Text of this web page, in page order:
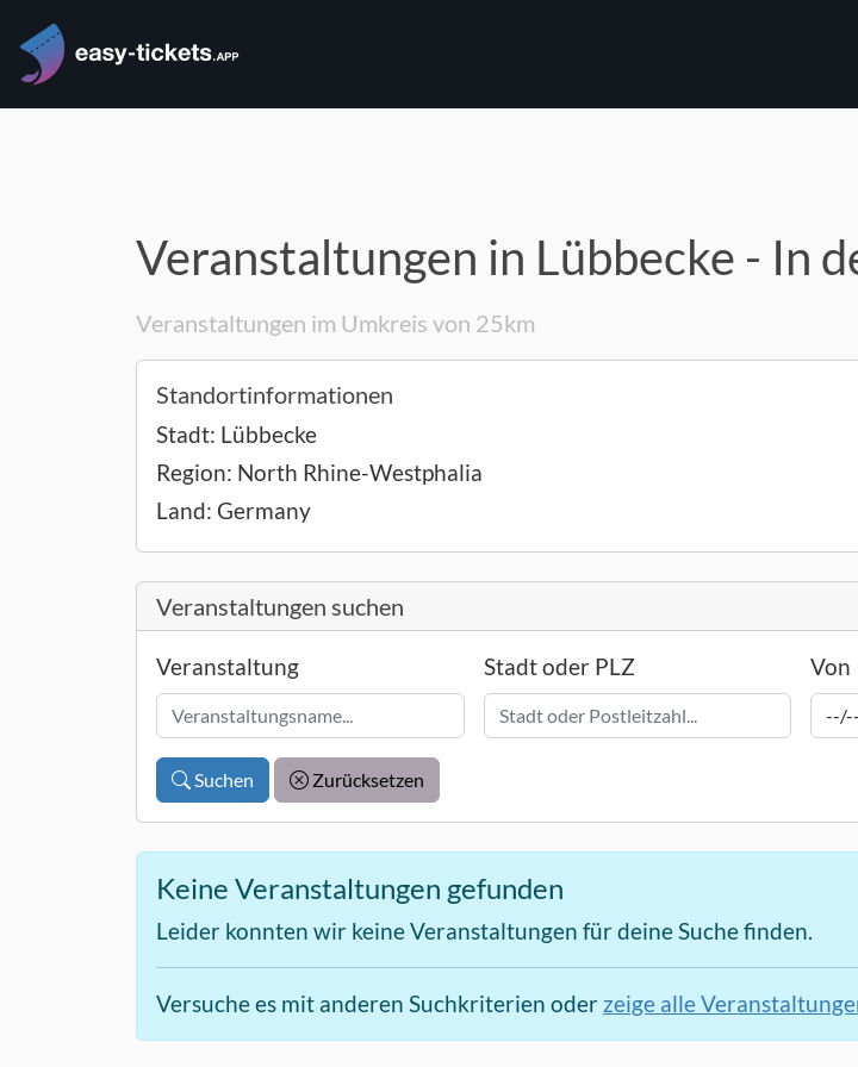
Veranstaltungen in Lübbecke - In
Veranstaltungen im Umkreis von 25km
Standortinformationen
Stadt: Lübbecke
Region: North Rhine-Westphalia
Land: Germany
Veranstaltungen suchen
Veranstaltung Stadt oder PLZ Von
Suchen Zurücksetzen
Keine Veranstaltungen gefunden
Leider konnten wir keine Veranstaltungen für deine Suche finden.
Versuche es mit anderen Suchkriterien oder zeige alle